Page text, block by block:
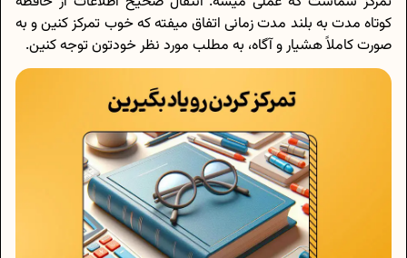
کوتاه مدت به بلند مدت زمانی اتفاق میفته که خوب تمرکز کنین و به
صورت کاملاً هشیار و آگاه، به مطلب مورد نظر خودتون توجه کنین.